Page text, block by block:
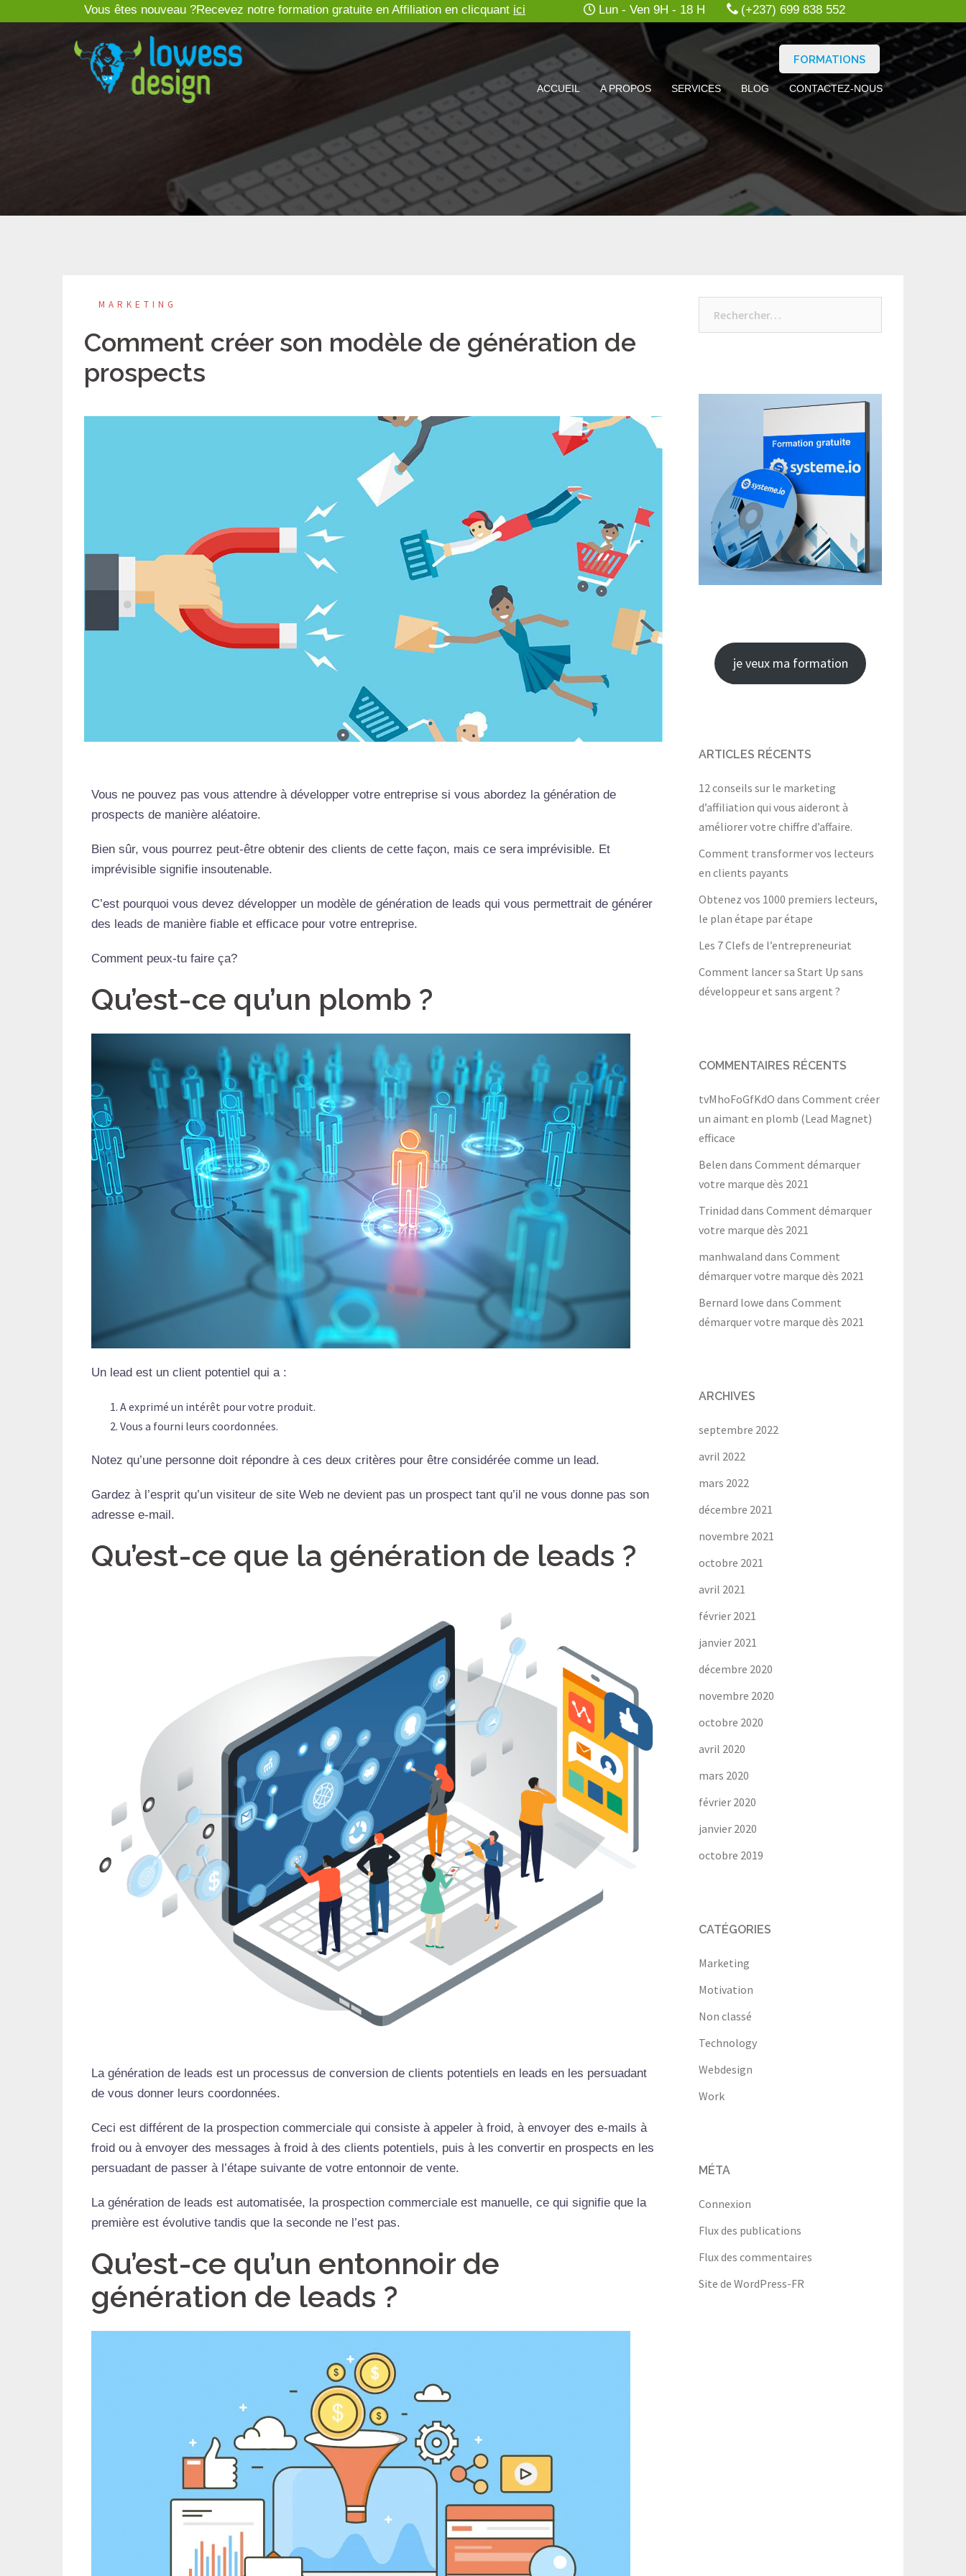
Vous êtes nouveau ?Recevez notre formation gratuite en Affiliation en clicquant ici Lun - Ven 9H - 18 H (+237) 699 838 552
FORMATIONS
ACCUEIL A PROPOS SERVICES BLOG CONTACTEZ-NOUS
MARKETING
Comment créer son modèle de génération de
prospects
Vous ne pouvez pas vous attendre à développer votre entreprise si vous abordez la génération de
prospects de manière aléatoire.
Bien sûr, vous pourrez peut-être obtenir des clients de cette façon, mais ce sera imprévisible. Et
imprévisible signifie insoutenable.
C’est pourquoi vous devez développer un modèle de génération de leads qui vous permettrait de générer
des leads de manière fiable et efficace pour votre entreprise.
Comment peux-tu faire ça?
Qu’est-ce qu’un plomb ?
Un lead est un client potentiel qui a :
A exprimé un intérêt pour votre produit.
Vous a fourni leurs coordonnées.
Notez qu’une personne doit répondre à ces deux critères pour être considérée comme un lead.
Gardez à l’esprit qu’un visiteur de site Web ne devient pas un prospect tant qu’il ne vous donne pas son
adresse e-mail.
Qu’est-ce que la génération de leads ?
La génération de leads est un processus de conversion de clients potentiels en leads en les persuadant
de vous donner leurs coordonnées.
Ceci est différent de la prospection commerciale qui consiste à appeler à froid, à envoyer des e-mails à
froid ou à envoyer des messages à froid à des clients potentiels, puis à les convertir en prospects en les
persuadant de passer à l’étape suivante de votre entonnoir de vente.
La génération de leads est automatisée, la prospection commerciale est manuelle, ce qui signifie que la
première est évolutive tandis que la seconde ne l’est pas.
Qu’est-ce qu’un entonnoir de
génération de leads ?
je veux ma formation
ARTICLES RÉCENTS
12 conseils sur le marketing
d’affiliation qui vous aideront à
améliorer votre chiffre d’affaire.
Comment transformer vos lecteurs
en clients payants
Obtenez vos 1000 premiers lecteurs,
le plan étape par étape
Les 7 Clefs de l’entrepreneuriat
Comment lancer sa Start Up sans
développeur et sans argent ?
COMMENTAIRES RÉCENTS
tvMhoFoGfKdO dans Comment créer
un aimant en plomb (Lead Magnet)
efficace
Belen dans Comment démarquer
votre marque dès 2021
Trinidad dans Comment démarquer
votre marque dès 2021
manhwaland dans Comment
démarquer votre marque dès 2021
Bernard lowe dans Comment
démarquer votre marque dès 2021
ARCHIVES
septembre 2022
avril 2022
mars 2022
décembre 2021
novembre 2021
octobre 2021
avril 2021
février 2021
janvier 2021
décembre 2020
novembre 2020
octobre 2020
avril 2020
mars 2020
février 2020
janvier 2020
octobre 2019
CATÉGORIES
Marketing
Motivation
Non classé
Technology
Webdesign
Work
MÉTA
Connexion
Flux des publications
Flux des commentaires
Site de WordPress-FR